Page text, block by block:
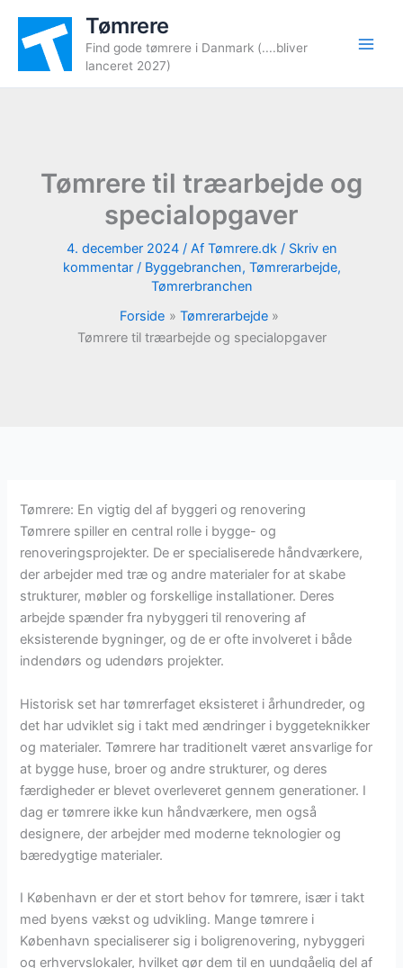
indholdet
Tømrere
Find gode tømrere i Danmark (....bliver
lanceret 2027)
Tømrere til træarbejde og
specialopgaver
4. december 2024 / Af Tømrere.dk / Skriv en
kommentar / Byggebranchen, Tømrerarbejde,
Tømrerbranchen
Forside
Tømrerarbejde
Tømrere til træarbejde og specialopgaver
Tømrere: En vigtig del af byggeri og renovering
Tømrere spiller en central rolle i bygge- og
renoveringsprojekter. De er specialiserede håndværkere,
der arbejder med træ og andre materialer for at skabe
strukturer, møbler og forskellige installationer. Deres
arbejde spænder fra nybyggeri til renovering af
eksisterende bygninger, og de er ofte involveret i både
indendørs og udendørs projekter.
Historisk set har tømrerfaget eksisteret i århundreder, og
det har udviklet sig i takt med ændringer i byggeteknikker
og materialer. Tømrere har traditionelt været ansvarlige for
at bygge huse, broer og andre strukturer, og deres
færdigheder er blevet overleveret gennem generationer. I
dag er tømrere ikke kun håndværkere, men også
designere, der arbejder med moderne teknologier og
bæredygtige materialer.
I København er der et stort behov for tømrere, især i takt
med byens vækst og udvikling. Mange tømrere i
København specialiserer sig i boligrenovering, nybyggeri
og erhvervslokaler, hvilket gør dem til en uundgåelig del af